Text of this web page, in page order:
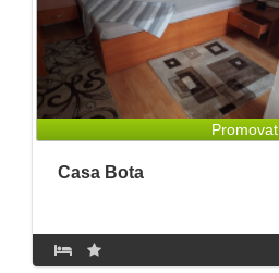
Promovat
Casa Bota